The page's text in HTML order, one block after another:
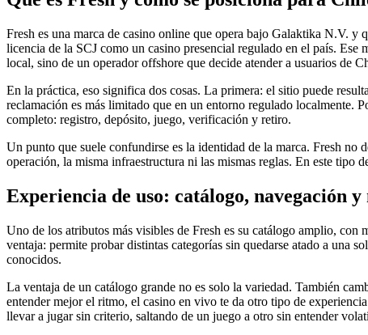
Fresh es una marca de casino online que opera bajo Galaktika N.V.
licencia de la SCJ como un casino presencial regulado en el país.
local, sino de un operador offshore que decide atender a usuarios de
En la práctica, eso significa dos cosas. La primera: el sitio puede
reclamación es más limitado que en un entorno regulado localmente.
completo: registro, depósito, juego, verificación y retiro.
Un punto que suele confundirse es la identidad de la marca. Fresh no
operación, la misma infraestructura ni las mismas reglas. En este tipo
Experiencia de uso: catálogo, navegación y
Uno de los atributos más visibles de Fresh es su catálogo amplio,
ventaja: permite probar distintas categorías sin quedarse atado a una
conocidos.
La ventaja de un catálogo grande no es solo la variedad. También
entender mejor el ritmo, el casino en vivo te da otro tipo de
llevar a jugar sin criterio, saltando de un juego a otro sin entender